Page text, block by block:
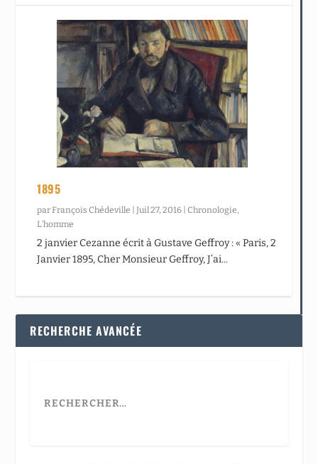
1895
parFrançois Chédeville |Juil 27, 2016 |Chronologie,
L’homme
2 janvier Cezanne écrit à Gustave Geffroy : « Paris, 2
Janvier 1895, Cher Monsieur Geffroy, J’ai...
RECHERCHE AVANCÉE